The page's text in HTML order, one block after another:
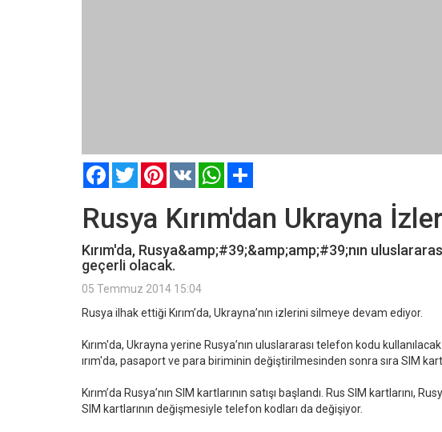
FacebookTwitterPinterest
VK WhatsApp
Rusya Kırım'dan Ukrayna
Kırım'da, Rusya&amp;#39;&amp;amp;#39;nın
geçerli olacak.
05 Temmuz 2014 15:04
Rusya ilhak ettiği Kırım’da, Ukrayna’nın izlerini silmeye devam ediyor.
Kırım'da, Ukrayna yerine Rusya’nın uluslararası telefon kodu
ırım'da, pasaport ve para biriminin değiştirilmesinden sonra sıra SIM
Kırım’da Rusya’nın SIM kartlarının satışı başlandı. Rus SIM kartlarını,
SIM kartlarının değişmesiyle telefon kodları da değişiyor.